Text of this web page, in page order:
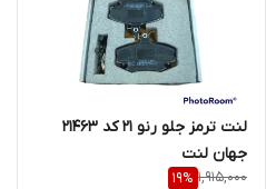
لنت ترمز جلو رنو 21 کد 21463
جهان لنت
1,915,000
19%